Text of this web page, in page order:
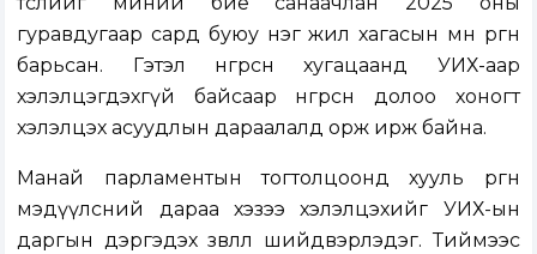
гуравдугаар сард буюу нэг жил хагасын өмнө өргөн
барьсан. Гэтэл өнгөрсөн хугацаанд УИХ-аар
хэлэлцэгдэхгүй байсаар өнгөрсөн долоо хоногт
хэлэлцэх асуудлын дараалалд орж ирж байна.
Манай парламентын тогтолцоонд хууль өргөн
мэдүүлсний дараа хэзээ хэлэлцэхийг УИХ-ын
даргын дэргэдэх зөвлөл шийдвэрлэдэг. Тиймээс